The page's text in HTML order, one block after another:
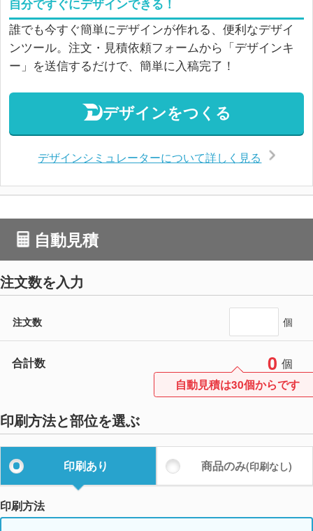
自分ですぐにデザインできる！
誰でも今すぐ簡単にデザインが作れる、便利なデザイ
ンツール。注文・見積依頼フォームから「デザインキ
ー」を送信するだけで、簡単に入稿完了！
デザインをつくる
デザインシミュレーターについて詳しく見る
自動見積
注文数を入力
注文数 個
合計数 0 個
自動見積は30個からです
印刷方法と部位を選ぶ
印刷あり 商品のみ(印刷なし)
印刷方法